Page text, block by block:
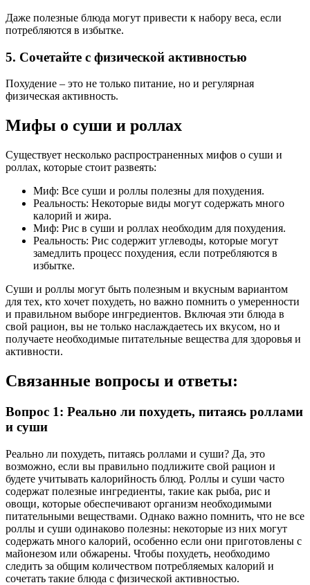
Даже полезные блюда могут привести к набору веса, если
потребляются в избытке.
5. Сочетайте с физической активностью
Похудение – это не только питание, но и регулярная
физическая активность.
Мифы о суши и роллах
Существует несколько распространенных мифов о суши и
роллах, которые стоит развеять:
Миф: Все суши и роллы полезны для похудения.
Реальность: Некоторые виды могут содержать много
калорий и жира.
Миф: Рис в суши и роллах необходим для похудения.
Реальность: Рис содержит углеводы, которые могут
замедлить процесс похудения, если потребляются в
избытке.
Суши и роллы могут быть полезным и вкусным вариантом
для тех, кто хочет похудеть, но важно помнить о умеренности
и правильном выборе ингредиентов. Включая эти блюда в
свой рацион, вы не только наслаждаетесь их вкусом, но и
получаете необходимые питательные вещества для здоровья и
активности.
Связанные вопросы и ответы:
Вопрос 1: Реально ли похудеть, питаясь роллами
и суши
Реально ли похудеть, питаясь роллами и суши? Да, это
возможно, если вы правильно подлижите свой рацион и
будете учитывать калорийность блюд. Роллы и суши часто
содержат полезные ингредиенты, такие как рыба, рис и
овощи, которые обеспечивают организм необходимыми
питательными веществами. Однако важно помнить, что не все
роллы и суши одинаково полезны: некоторые из них могут
содержать много калорий, особенно если они приготовлены с
майонезом или обжарены. Чтобы похудеть, необходимо
следить за общим количеством потребляемых калорий и
сочетать такие блюда с физической активностью.